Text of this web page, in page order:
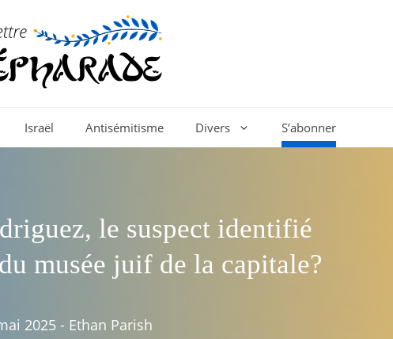
Israël Antisémitisme Divers S’abonner
le suspect identifié
musée juif de la capitale?
2025 - Ethan Parish